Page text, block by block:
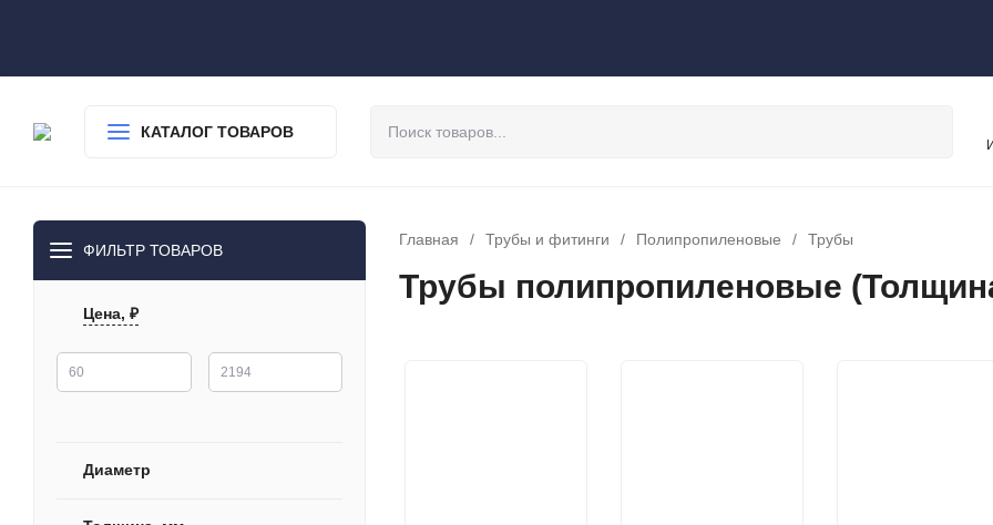
КАТАЛОГ ТОВАРОВ
ФИЛЬТР ТОВАРОВ
Цена, ₽
Диаметр
Главная / Трубы и фитинги / Полипропиленовые / Трубы
Трубы полипропиленовые